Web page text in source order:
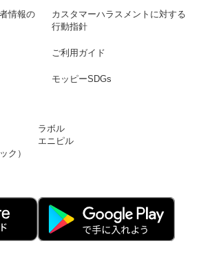
情報の
カスタマーハラスメントに対する
行動指針
ご利用ガイド
モッピーSDGs
ラボル
エニピル
ク）